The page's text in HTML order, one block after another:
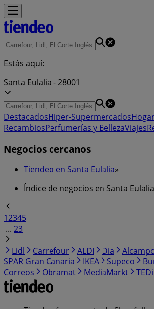
Estás aquí:
Santa Eulalia - 28001
DestacadosHiper-Supermercados
RecambiosPerfumerías y BellezaViajes
Negocios cercanos
Tiendeo en Santa Eulalia»
Índice de negocios en Santa Eulalia
12345
... 23
Lidl
Carrefour ALDI Dia Alcampo
SPAR Gran Canaria
IKEA Supeco
Correos
Obramat MediaMarkt TEDi